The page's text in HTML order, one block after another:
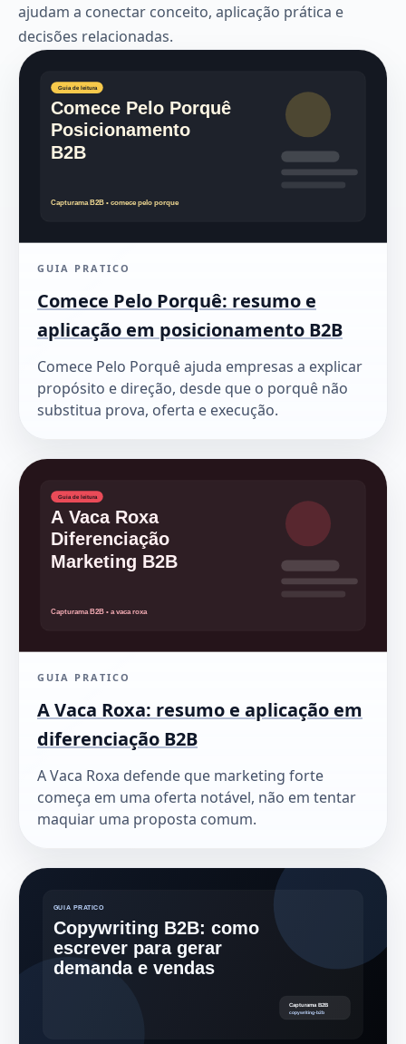
ajudam a conectar conceito, aplicação prática e
decisões relacionadas.
GUIA PRATICO
Comece Pelo Porquê: resumo e
aplicação em posicionamento B2B
Comece Pelo Porquê ajuda empresas a explicar
propósito e direção, desde que o porquê não
substitua prova, oferta e execução.
GUIA PRATICO
A Vaca Roxa: resumo e aplicação em
diferenciação B2B
A Vaca Roxa defende que marketing forte
começa em uma oferta notável, não em tentar
maquiar uma proposta comum.